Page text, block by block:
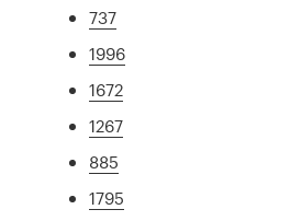
737
1996
1672
1267
885
1795